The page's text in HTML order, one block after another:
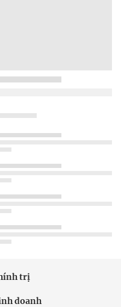
trị
doanh